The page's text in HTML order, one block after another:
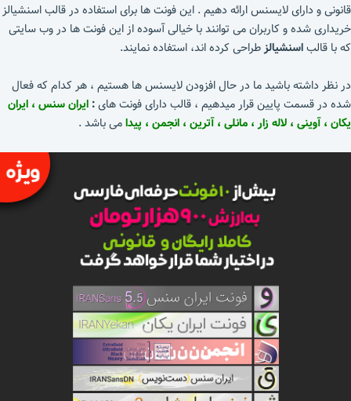
قانونی و دارای لایسنس ارائه دهیم . این فونت ها برای استفاده در قالب اسنشیالز
خریداری شده و کاربران می توانند با خیالی آسوده از این فونت ها در وب سایتی
که با قالباسنشیالزطراحی کرده اند، استفاده نمایند.
در نظر داشته باشید ما در حال افزودن لایسنس ها هستیم ، هر کدام که فعال
شده در قسمت پایین قرار میدهیم ، قالب دارای فونت های: ایران سنس ، ایران
یکان ، آوینی ، لاله زار ، مانلی ، آترین ، انجمن ، پیدامی باشد .